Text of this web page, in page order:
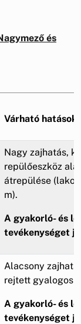
és
Várható hatások
Nagy zajhatás,
repülőeszköz
átrepülése
m).
A gyakorló- és
tevékenységet
Alacsony
rejtett gyalogos
A gyakorló- és
tevékenységet